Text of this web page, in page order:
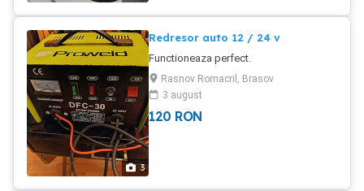
3
Redresor auto 12 / 24 v
Functioneaza perfect.
Rasnov Romacril, Brasov
3 august
120 RON